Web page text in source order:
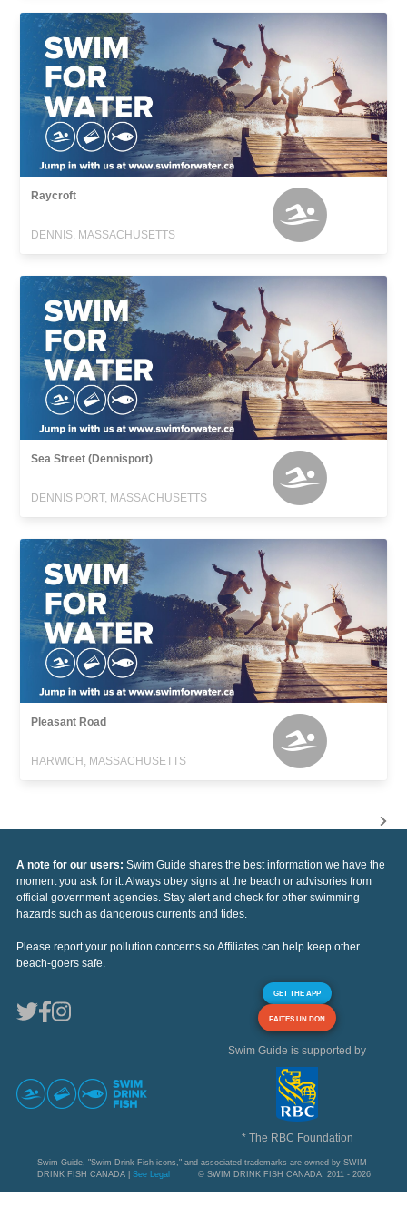
Raycroft
DENNIS, MASSACHUSETTS
Sea Street (Dennisport)
DENNIS PORT, MASSACHUSETTS
Pleasant Road
HARWICH, MASSACHUSETTS
A note for our users: Swim Guide shares the best information we have the
moment you ask for it. Always obey signs at the beach or advisories from
official government agencies. Stay alert and check for other swimming
hazards such as dangerous currents and tides.
Please report your pollution concerns so Affiliates can help keep other
beach-goers safe.
GET THE APP
FAITES UN DON
Swim Guide is supported by
* The RBC Foundation
Swim Guide, "Swim Drink Fish icons," and associated trademarks are owned by SWIM
DRINK FISH CANADA | See Legal © SWIM DRINK FISH CANADA, 2011 - 2026